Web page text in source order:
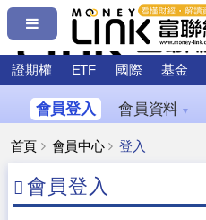
證期權 ETF 國際 基金
會員登入 會員資料 ▼
首頁 會員中心 登入
會員登入